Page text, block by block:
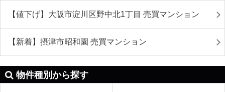
【値下げ】大阪市淀川区野中北1丁目 売買マンション
【新着】摂津市昭和園 売買マンション
物件種別から探す